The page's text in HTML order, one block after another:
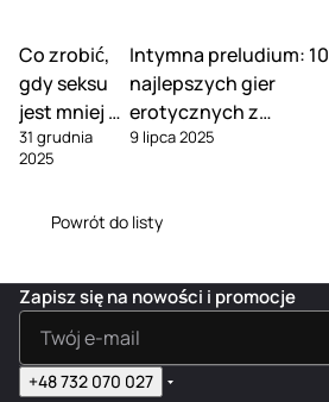
Co zrobić,
gdy seksu
jest mniej w
związku
31 grudnia
2025
Intymna preludium: 10
najlepszych gier
erotycznych z
Kamasutry dla dwojga
9 lipca 2025
Powrót do listy
Zapisz się na nowości i promocje
+48 732 070 027